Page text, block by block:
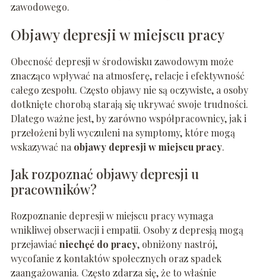
zawodowego.
Objawy depresji w miejscu pracy
Obecność depresji w środowisku zawodowym może
znacząco wpływać na atmosferę, relacje i efektywność
całego zespołu. Często objawy nie są oczywiste, a osoby
dotknięte chorobą starają się ukrywać swoje trudności.
Dlatego ważne jest, by zarówno współpracownicy, jak i
przełożeni byli wyczuleni na symptomy, które mogą
wskazywać naobjawy depresji w miejscu pracy.
Jak rozpoznać objawy depresji u
pracowników?
Rozpoznanie depresji w miejscu pracy wymaga
wnikliwej obserwacji i empatii. Osoby z depresją mogą
przejawiać niechęć do pracy, obniżony nastrój,
wycofanie z kontaktów społecznych oraz spadek
zaangażowania. Często zdarza się, że to właśnie